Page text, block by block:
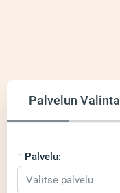
Palvelun Valinta
Palvelu: